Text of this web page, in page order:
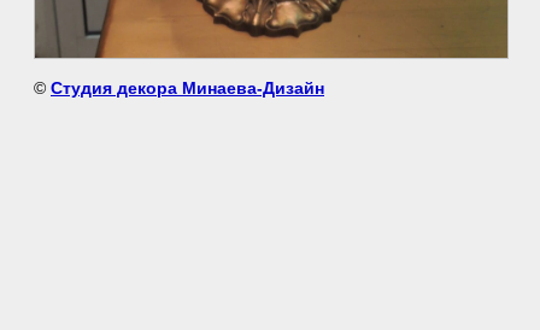
© Студия декора Минаева-Дизайн